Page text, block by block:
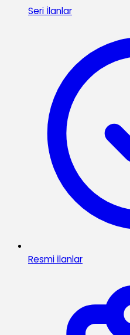
Seri İlanlar
Resmi İlanlar